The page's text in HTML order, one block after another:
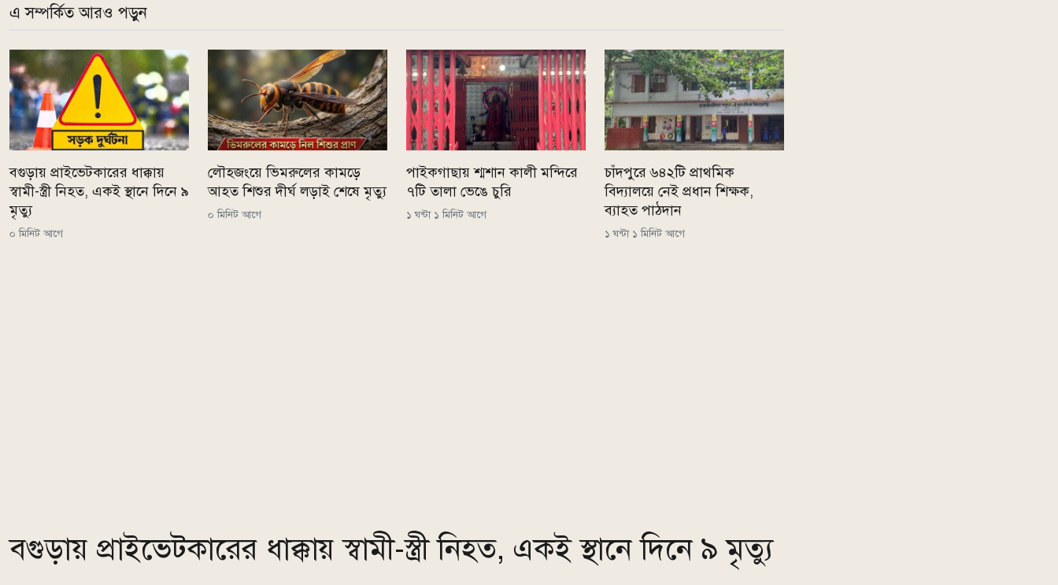
এ সম্পর্কিত আরও পড়ুন
বগুড়ায় প্রাইভেটকারের ধাক্কায়
স্বামী-স্ত্রী নিহত, একই স্থানে দিনে ৯
মৃত্যু
০ মিনিট আগে
লৌহজংয়ে ভিমরুলের কামড়ে
আহত শিশুর দীর্ঘ লড়াই শেষে মৃত্যু
০ মিনিট আগে
পাইকগাছায় শ্মশান কালী মন্দিরে
৭টি তালা ভেঙে চুরি
১ ঘন্টা ১ মিনিট আগে
চাঁদপুরে ৬৪২টি প্রাথমিক
বিদ্যালয়ে নেই প্রধান শিক্ষক,
ব্যাহত পাঠদান
১ ঘন্টা ১ মিনিট আগে
বগুড়ায় প্রাইভেটকারের ধাক্কায় স্বামী-স্ত্রী নিহত, একই স্থানে দিনে ৯ মৃত্যু